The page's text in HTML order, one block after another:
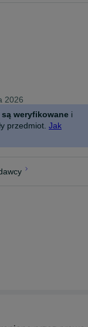
V, Warzone – bez
dla gracza, szybki
laptop do FPS,
laptop do
laptop dla
do domu i gier
2026
są weryfikowane i
przedmiot. Jak